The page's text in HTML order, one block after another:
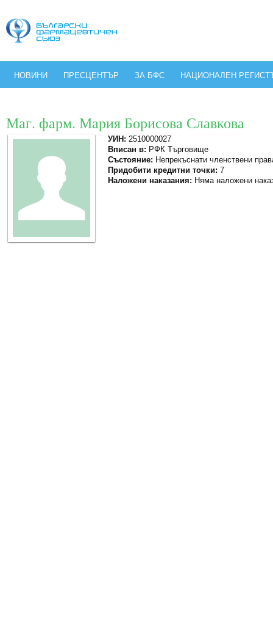
НОВИНИ ПРЕСЦЕНТЪР ЗА БФС НАЦИОНАЛЕН
Маг. фарм. Мария Борисова Славкова
УИН: 2510000027
Вписан в: РФК Търговище
Състояние: Непрекъснати членствени
Придобити кредитни точки: 7
Наложени наказания: Няма наложени